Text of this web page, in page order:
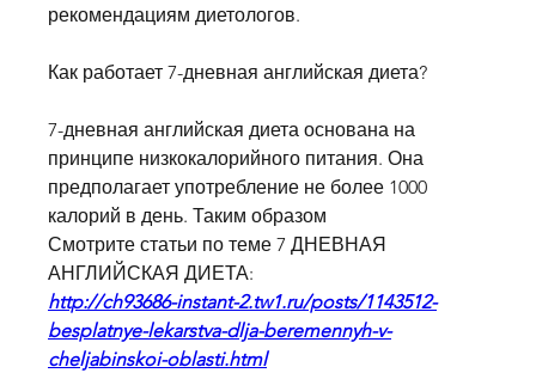
рекомендациям диетологов.
Как работает 7-дневная английская диета?
7-дневная английская диета основана на
принципе низкокалорийного питания. Она
предполагает употребление не более 1000
калорий в день. Таким образом
Смотрите статьи по теме 7 ДНЕВНАЯ
АНГЛИЙСКАЯ ДИЕТА:
http://ch93686-instant-2.tw1.ru/posts/1143512-
besplatnye-lekarstva-dlja-beremennyh-v-
cheljabinskoi-oblasti.html